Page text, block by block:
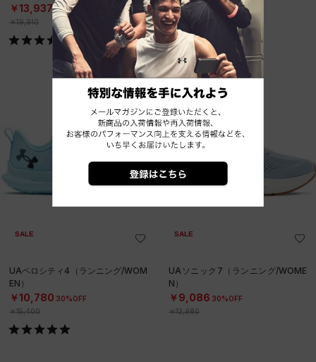
￥13,93730%OFF
￥19,910
￥14,630
30%OFF
￥20,900
SALE
UAベロシティ4（ランニング/WOM
EN）
￥10,780 30%OFF
￥15,400
SALE
UAソニック7（ランニング/WOME
N）
￥9,086 30%OFF
￥12,980